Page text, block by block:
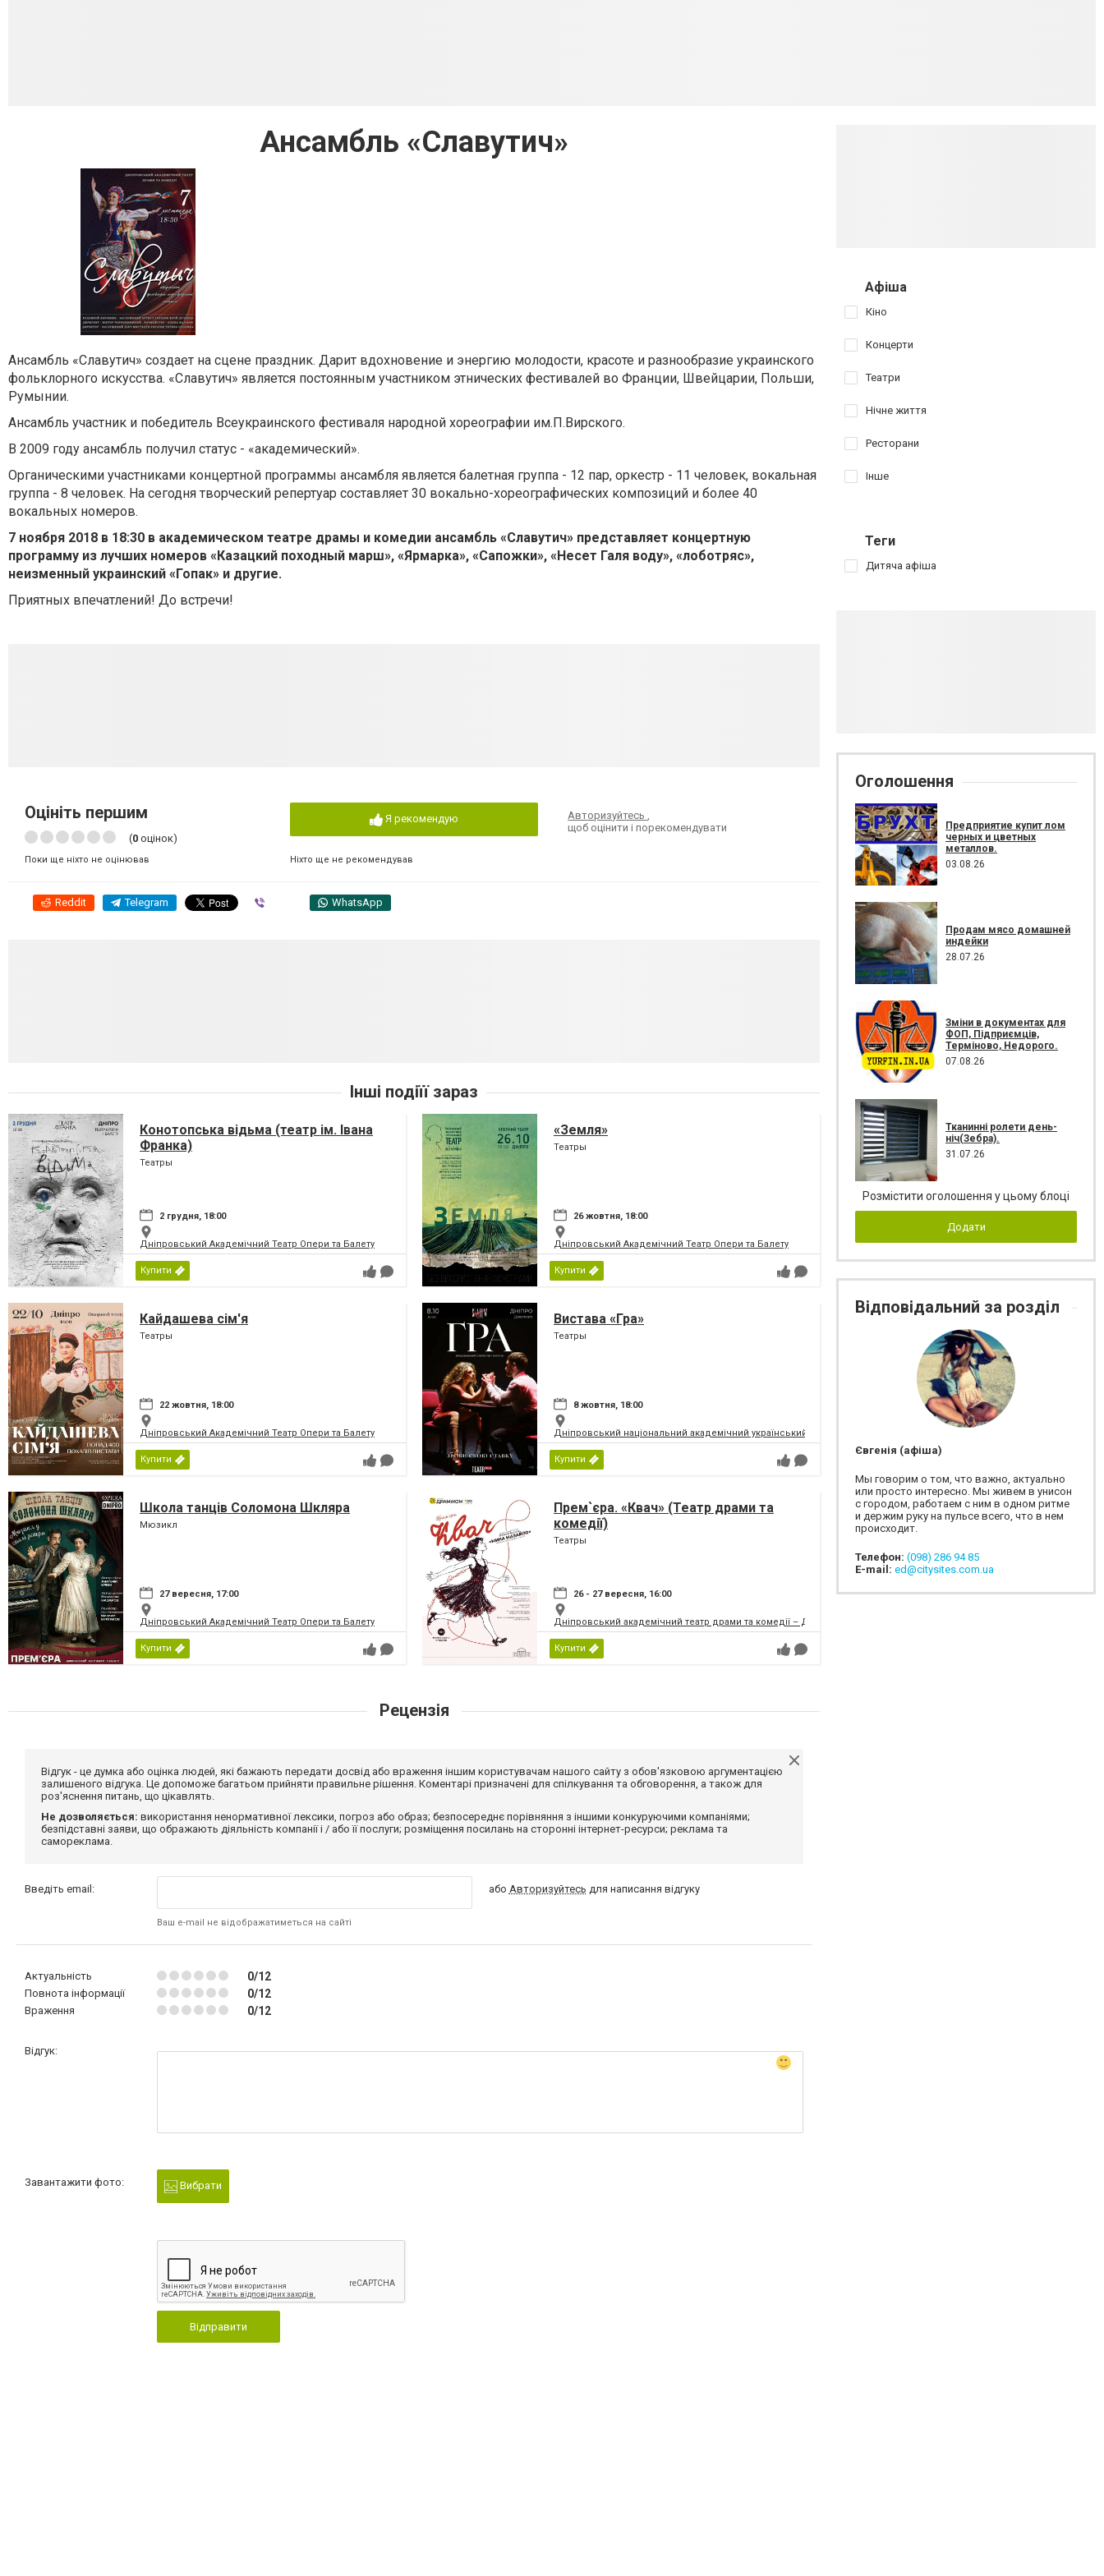
Ансамбль «Славутич»
Ансамбль «Славутич» создает на сцене праздник. Дарит вдохновение и энергию молодости, красоте и разнообразие украинского
фольклорного искусства. «Славутич» является постоянным участником этнических фестивалей во Франции, Швейцарии, Польши,
Румынии.
Ансамбль участник и победитель Всеукраинского фестиваля народной хореографии им.П.Вирского.
В 2009 году ансамбль получил статус - «академический».
Органическими участниками концертной программы ансамбля является балетная группа - 12 пар, оркестр - 11 человек, вокальная
группа - 8 человек. На сегодня творческий репертуар составляет 30 вокально-хореографических композиций и более 40
вокальных номеров.
7 ноября 2018 в 18:30 в академическом театре драмы и комедии ансамбль «Славутич» представляет концертную
программу из лучших номеров «Казацкий походный марш», «Ярмарка», «Сапожки», «Несет Галя воду», «лоботряс»,
неизменный украинский «Гопак» и другие.
Приятных впечатлений! До встречи!
Оцініть першим
(0 оцінок)
Поки ще ніхто не оцінював
Я рекомендую
Ніхто ще не рекомендував
Авторизуйтесь,
щоб оцінити і порекомендувати
Reddit Telegram WhatsApp
Інші подіїї зараз
Конотопська відьма (театр ім. Івана
Франка)
Театры
2 грудня, 18:00
Дніпровський Академічний Театр Опери та Балету
Купити
«Земля»
Театры
26 жовтня, 18:00
Дніпровський Академічний Театр Опери та Балету
Купити
Кайдашева сім'я
Театры
22 жовтня, 18:00
Дніпровський Академічний Театр Опери та Балету
Купити
Вистава «Гра»
Театры
8 жовтня, 18:00
Дніпровський національний академічний український музично-драматичний театр ім.Т.Г.Шевченка
Купити
Школа танців Соломона Шкляра
Мюзикл
27 вересня, 17:00
Дніпровський Академічний Театр Опери та Балету
Купити
Прем`єра. «Квач» (Театр драми та
комедії)
Театры
26 - 27 вересня, 16:00
Дніпровський академічний театр драми та комедії – ДРАМіКОМ
Купити
Рецензія
Відгук - це думка або оцінка людей, які бажають передати досвід або враження іншим користувачам нашого сайту з обов'язковою аргументацією
залишеного відгука. Це допоможе багатьом прийняти правильне рішення. Коментарі призначені для спілкування та обговорення, а також для
роз'яснення питань, що цікавлять.
Не дозволяється: використання ненормативної лексики, погроз або образ; безпосереднє порівняння з іншими конкуруючими компаніями;
безпідставні заяви, що ображають діяльність компанії і / або її послуги; розміщення посилань на сторонні інтернет-ресурси; реклама та
самореклама.
Введіть email:
Ваш e-mail не відображатиметься на сайті
або Авторизуйтесь для написання відгуку
Актуальність 0/12
Повнота інформації 0/12
Враження 0/12
Відгук:
Завантажити фото: Вибрати
Відправити
Афіша
Кіно
Концерти
Театри
Нічне життя
Ресторани
Інше
Теги
Дитяча афіша
Оголошення
Предприятие купит лом
черных и цветных
металлов.
03.08.26
Продам мясо домашней
индейки
28.07.26
Зміни в документах для
ФОП, Підприємців,
Терміново, Недорого.
07.08.26
Тканинні ролети день-
ніч(Зебра).
31.07.26
Розмістити оголошення у цьому блоці
Додати
Відповідальний за розділ
Євгенія (афіша)
Мы говорим о том, что важно, актуально
или просто интересно. Мы живем в унисон
с городом, работаем с ним в одном ритме
и держим руку на пульсе всего, что в нем
происходит.
Телефон: (098) 286 94 85
E-mail: ed@citysites.com.ua